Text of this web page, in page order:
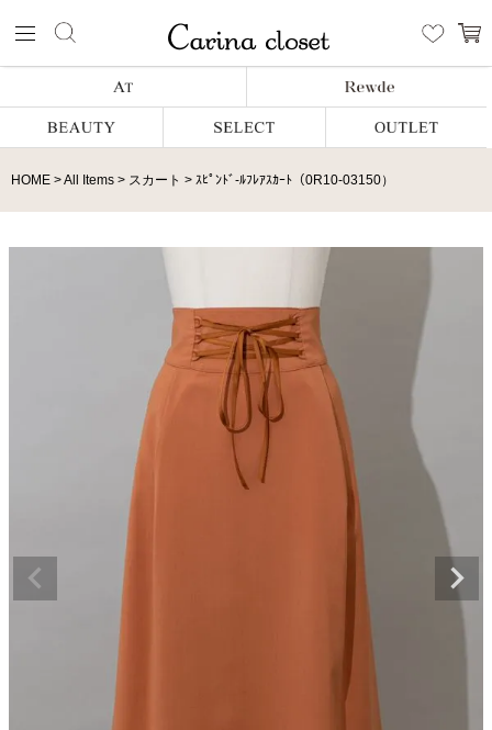
HOME All Items スカート ｽﾋﾟﾝﾄﾞ-ﾙﾌﾚｱｽｶｰﾄ（0R10-03150）